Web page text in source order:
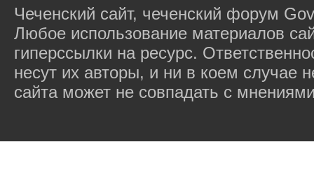
Чеченский сайт, чеченский форум
Любое использование материалов
гиперссылки на ресурс.
несут их авторы, и ни в коем случае
сайта может не совпадать с